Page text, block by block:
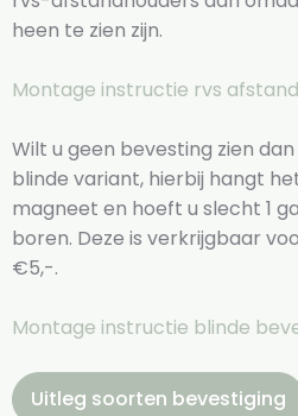
heen te zien zijn.
Montage instructie rvs
Wilt u geen bevesting zien
blinde variant, hierbij hangt
magneet en hoeft u slecht 1
boren. Deze is verkrijgbaar
€5,-.
Montage instructie blinde
Uitleg soorten bevestiging